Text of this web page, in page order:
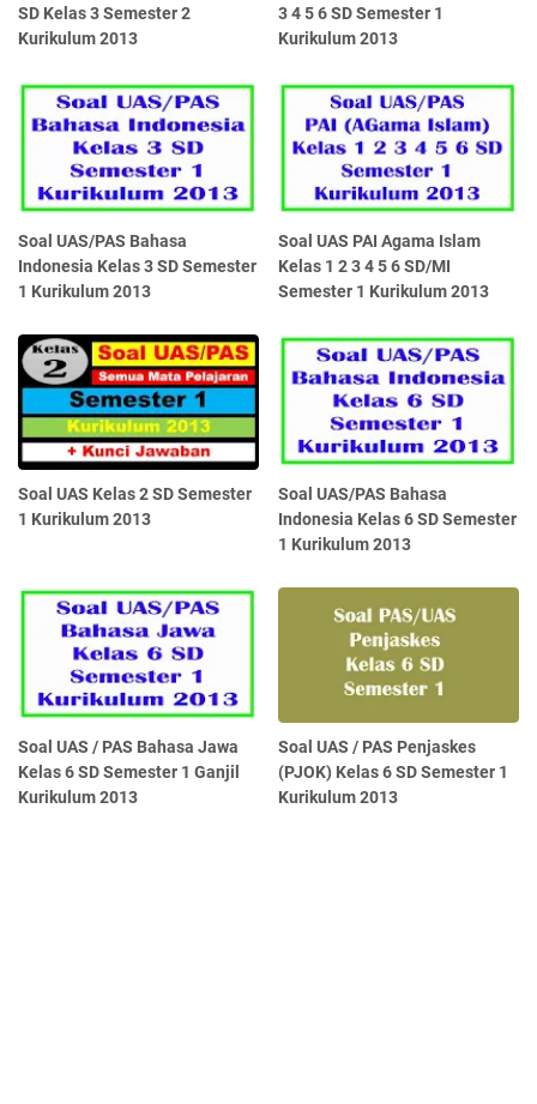
SD Kelas 3 Semester 2
Kurikulum 2013
3 4 5 6 SD Semester 1
Kurikulum 2013
Soal UAS/PAS Bahasa
Indonesia Kelas 3 SD Semester
1 Kurikulum 2013
Soal UAS PAI Agama Islam
Kelas 1 2 3 4 5 6 SD/MI
Semester 1 Kurikulum 2013
Soal UAS Kelas 2 SD Semester
1 Kurikulum 2013
Soal UAS/PAS Bahasa
Indonesia Kelas 6 SD Semester
1 Kurikulum 2013
Soal UAS / PAS Bahasa Jawa
Kelas 6 SD Semester 1 Ganjil
Kurikulum 2013
Soal UAS / PAS Penjaskes
(PJOK) Kelas 6 SD Semester 1
Kurikulum 2013